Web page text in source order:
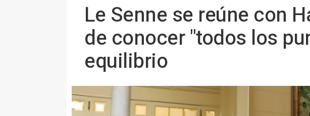
Le Senne se reúne con
de conocer "todos los
equilibrio